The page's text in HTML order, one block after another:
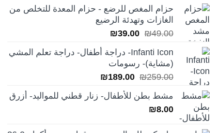
حزام المغص للرضع - حزام المعدة للتخلص من
الغازات وتهدئة الرضيع
₪49.00
السعر
هو:
₪49.00.
₪39.00
هو:
₪39.00.
Infanti Icon- دراجة أطفال- دراجة تعلم المشي
(مشاية)- رسومات
₪259.00
السعر
هو:
₪189.00
هو:
مشط بطن للأطفال- زنار قطني للمواليد- أزرق
₪8.00